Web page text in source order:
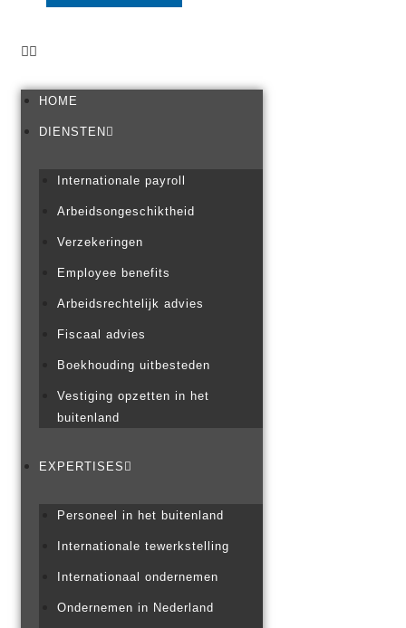
HOME
DIENSTEN
Internationale payroll
Arbeidsongeschiktheid
Verzekeringen
Employee benefits
Arbeidsrechtelijk advies
Fiscaal advies
Boekhouding uitbesteden
Vestiging opzetten in het
buitenland
EXPERTISES
Personeel in het buitenland
Internationale tewerkstelling
Internationaal ondernemen
Ondernemen in Nederland